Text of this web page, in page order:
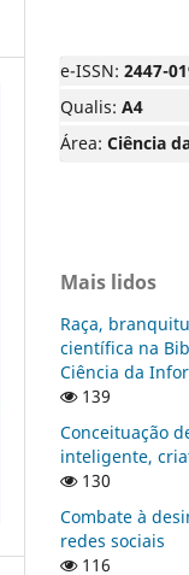
e-ISSN: 2447-
Qualis: A4
Área: Ciência
Mais lidos
Raça,
científica na
Ciência da
139
Conceituação
inteligente,
130
Combate à
redes sociais
116